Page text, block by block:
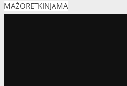
MAŽORETKINJAMA